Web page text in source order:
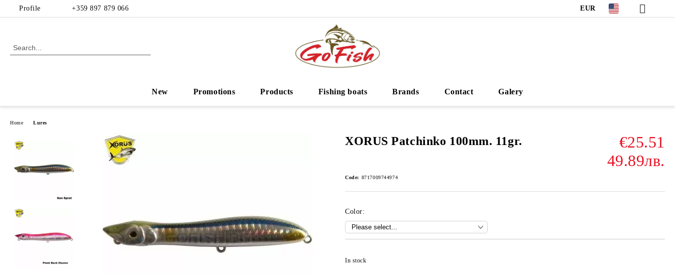
Profile +359 897 879 066 EUR
New Promotions Products Fishing boats Brands Contact Galery
Home Lures
XORUS Patchinko 100mm. 11gr.
€25.51
49.89лв.
Code: 8717009744974
Color:
In stock